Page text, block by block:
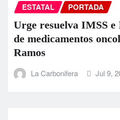
ESTATAL PORTADA
Urge resuelva IMSS e
de medicamentos
Ramos
La Carbonifera Jul 9,